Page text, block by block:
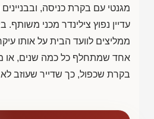
מגנטי עם בקרת כניסה,
עדיין נפוץ צילינדר מכני משותף.
ממליצים לוועד הבית על אותו
אחד שמתחלף כל כמה שנים, או
בקרת שכפול, כך שדייר שעוזב